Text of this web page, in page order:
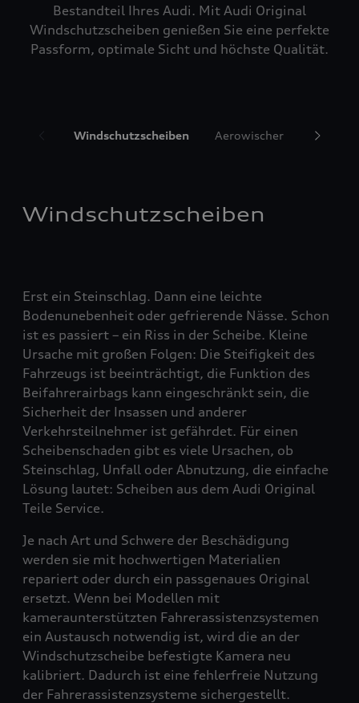
Bestandteil Ihres Audi. Mit Audi Original
Windschutzscheiben genießen Sie eine perfekte
Passform, optimale Sicht und höchste Qualität.
Windschutzscheiben Aerowischer
Windschutzscheiben
Erst ein Steinschlag. Dann eine leichte
Bodenunebenheit oder gefrierende Nässe. Schon
ist es passiert – ein Riss in der Scheibe. Kleine
Ursache mit großen Folgen: Die Steifigkeit des
Fahrzeugs ist beeinträchtigt, die Funktion des
Beifahrerairbags kann eingeschränkt sein, die
Sicherheit der Insassen und anderer
Verkehrsteilnehmer ist gefährdet. Für einen
Scheibenschaden gibt es viele Ursachen, ob
Steinschlag, Unfall oder Abnutzung, die einfache
Lösung lautet: Scheiben aus dem Audi Original
Teile Service.
Je nach Art und Schwere der Beschädigung
werden sie mit hochwertigen Materialien
repariert oder durch ein passgenaues Original
ersetzt. Wenn bei Modellen mit
kameraunterstützten Fahrerassistenzsystemen
ein Austausch notwendig ist, wird die an der
Windschutzscheibe befestigte Kamera neu
kalibriert. Dadurch ist eine fehlerfreie Nutzung
der Fahrerassistenzsysteme sichergestellt.